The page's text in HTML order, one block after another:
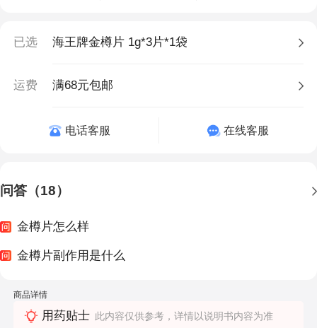
已选 海王牌金樽片 1g*3片*1袋
运费 满68元包邮
电话客服 在线客服
问答（18）
金樽片怎么样
金樽片副作用是什么
商品详情
用药贴士 此内容仅供参考，详情以说明书内容为准